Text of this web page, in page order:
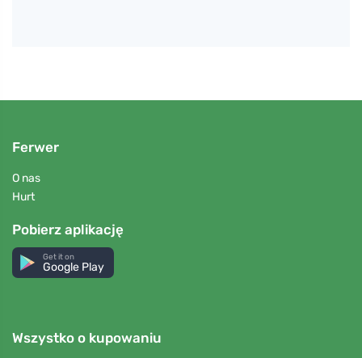
Ferwer
O nas
Hurt
Pobierz aplikację
Get it on
Google Play
Wszystko o kupowaniu